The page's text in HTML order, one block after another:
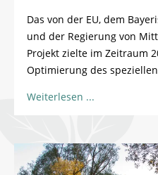
Das von der EU, dem
und der Regierung von
Projekt zielte im Zeitraum
Optimierung des
Weiterlesen